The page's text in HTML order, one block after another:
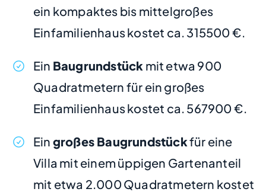
ein kompaktes bis mittelgroßes
Einfamilienhaus kostet ca. 315500 €.
Ein Baugrundstück mit etwa 900
Quadratmetern für ein großes
Einfamilienhaus kostet ca. 567900 €.
Ein großes Baugrundstückfür eine
Villa mit einem üppigen Gartenanteil
mit etwa 2.000 Quadratmetern kostet